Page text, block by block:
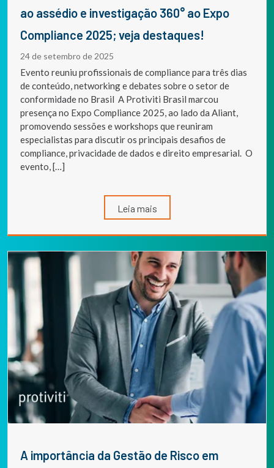
ao assédio e investigação 360° ao Expo
Compliance 2025; veja destaques!
24 de setembro de 2025
Evento reuniu profissionais de compliance para três dias
de conteúdo, networking e debates sobre o setor de
conformidade no Brasil A Protiviti Brasil marcou
presença no Expo Compliance 2025, ao lado da Aliant,
promovendo sessões e workshops que reuniram
especialistas para discutir os principais desafios de
compliance, privacidade de dados e direito empresarial. O
evento, […]
Leia mais
A importância da Gestão de Risco em